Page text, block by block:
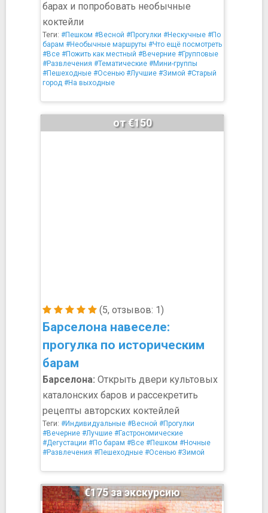
барах и попробовать необычные
коктейли
Теги: #Пешком #Весной #Прогулки #Нескучные #По
барам #Необычные маршруты #Что ещё посмотреть
#Все #Пожить как местный #Вечерние #Групповые
#Развлечения #Тематические #Мини-группы
#Пешеходные #Осенью #Лучшие #Зимой #Старый
город #На выходные
(5, отзывов: 1)
Барселона навеселе:
прогулка по историческим
барам
от €150
Барселона: Открыть двери культовых
каталонских баров и рассекретить
рецепты авторских коктейлей
Теги: #Индивидуальные #Весной #Прогулки
#Вечерние #Лучшие #Гастрономические
#Дегустации #По барам #Все #Пешком #Ночные
#Развлечения #Пешеходные #Осенью #Зимой
€175 за экскурсию